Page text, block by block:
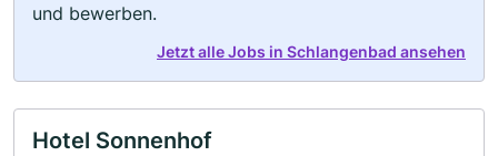
und bewerben.
Jetzt alle Jobs in Schlangenbad ansehen
Hotel Sonnenhof